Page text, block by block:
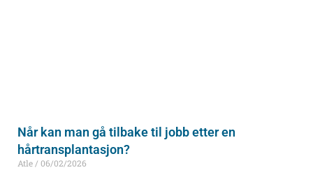
Når kan man gå tilbake til jobb etter en
hårtransplantasjon?
Atle 06/02/2026